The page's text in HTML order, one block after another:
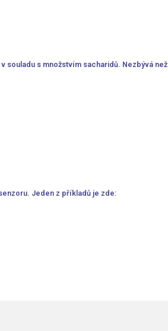
souladu s množstvím sacharidů. Nezbývá než
Jeden z příkladů je zde: